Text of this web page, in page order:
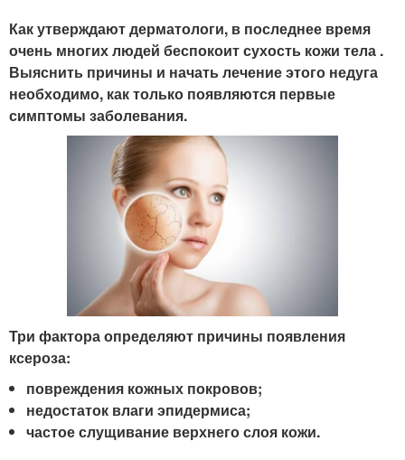
Как утверждают дерматологи, в последнее время
очень многих людей беспокоит сухость кожи тела .
Выяснить причины и начать лечение этого недуга
необходимо, как только появляются первые
симптомы заболевания.
Три фактора определяют причины появления
ксероза:
повреждения кожных покровов;
недостаток влаги эпидермиса;
частое слущивание верхнего слоя кожи.